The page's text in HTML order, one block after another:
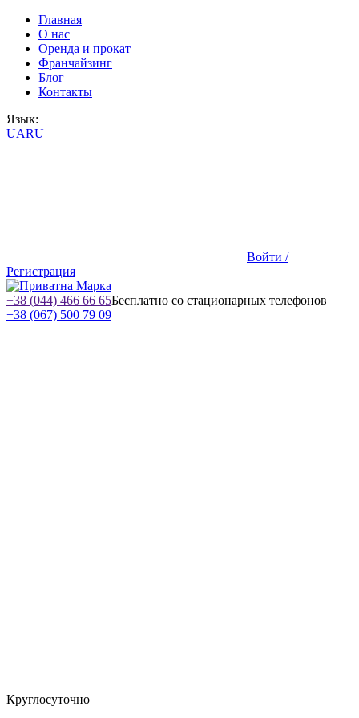
Главная
О нас
Оренда и прокат
Франчайзинг
Блог
Контакты
Язык:
UARU
Войти /
Регистрация
+38 (044) 466 66 65Бесплатно со стационарных телефонов
+38 (067) 500 79 09
Круглосуточно